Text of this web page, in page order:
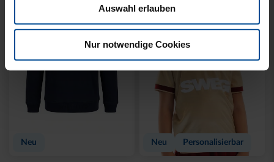
Auswahl erlauben
Nur notwendige Cookies
Neu Neu Personalisierbar